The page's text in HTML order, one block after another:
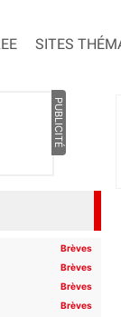
SITES
PUBLICITÉ
Brèves
Brèves
Brèves
Brèves